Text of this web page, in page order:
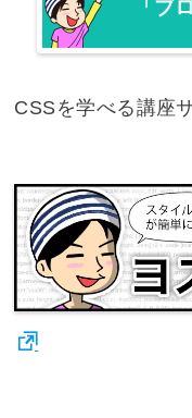
「ブ
CSSを学べる講座